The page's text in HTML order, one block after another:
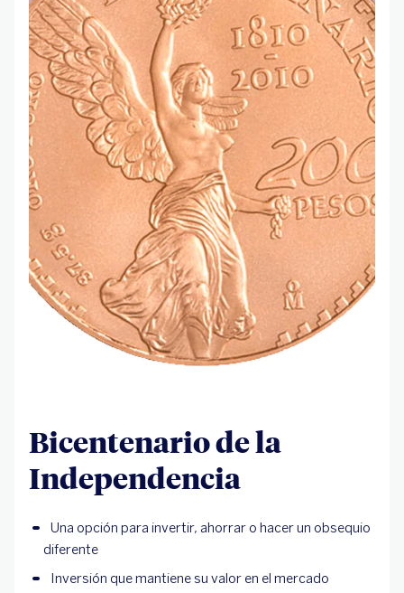
Bicentenario de la
Independencia
Una opción para invertir, ahorrar o hacer un obsequio
diferente
Inversión que mantiene su valor en el mercado